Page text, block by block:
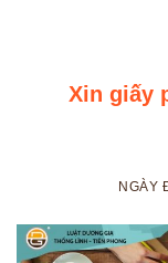
Xin giấy
NGÀY